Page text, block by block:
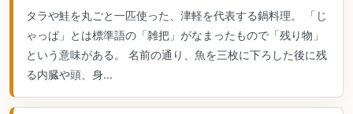
タラや鮭を丸ごと一匹使った、津軽を代表する鍋料理。 「じ
ゃっぱ」とは標準語の「雑把」がなまったもので「残り物」
という意味がある。 名前の通り、魚を三枚に下ろした後に残
る内臓や頭、身...